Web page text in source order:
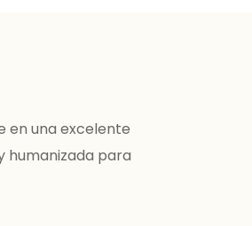
en una excelente
humanizada para